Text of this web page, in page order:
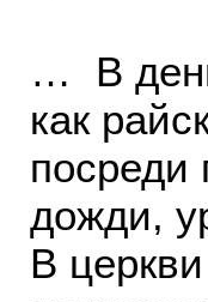
… В
как
посреди
дожди,
В